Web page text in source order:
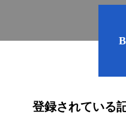
登録されている